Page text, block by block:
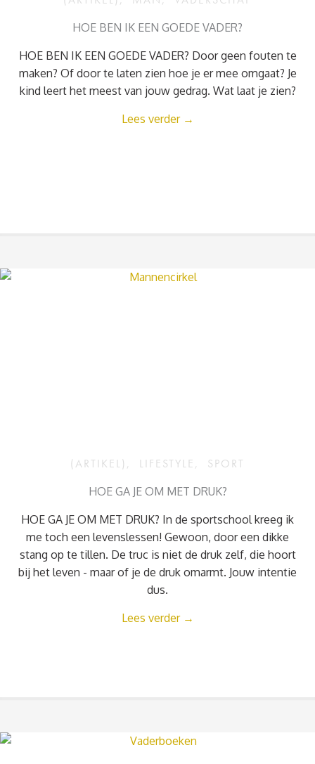
HOE BEN IK EEN GOEDE VADER?
HOE BEN IK EEN GOEDE VADER? Door geen fouten te
maken? Of door te laten zien hoe je er mee omgaat? Je
kind leert het meest van jouw gedrag. Wat laat je zien?
Lees verder →
(ARTIKEL) , LIFESTYLE, SPORT
HOE GA JE OM MET DRUK?
HOE GA JE OM MET DRUK? In de sportschool kreeg ik
me toch een levenslessen! Gewoon, door een dikke
stang op te tillen. De truc is niet de druk zelf, die hoort
bij het leven - maar of je de druk omarmt. Jouw intentie
dus.
Lees verder →